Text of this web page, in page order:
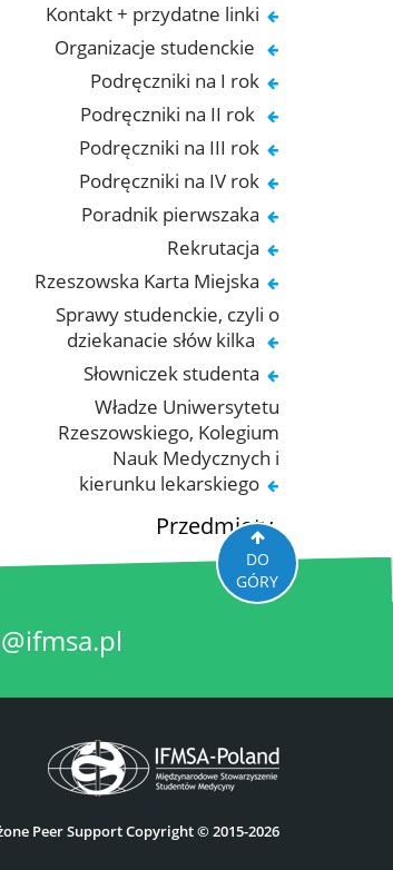
Kontakt + przydatne linki
Organizacje studenckie
Podręczniki na I rok
Podręczniki na II rok
Podręczniki na III rok
Podręczniki na IV rok
Poradnik pierwszaka
Rekrutacja
Rzeszowska Karta Miejska
Sprawy studenckie, czyli o
dziekanacie słów kilka
Słowniczek studenta
Władze Uniwersytetu
Rzeszowskiego, Kolegium
Nauk Medycznych i
kierunku lekarskiego
Przedmioty
DO
GÓRY
Peer Support Copyright © 2015-2026